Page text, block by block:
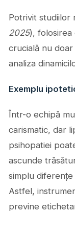
Potrivit studiilor
2025), folosirea
crucială nu
analiza
Exemplu
Într-o echipă
carismatic, dar
psihopatiei
ascunde
simplu
Astfel,
previne